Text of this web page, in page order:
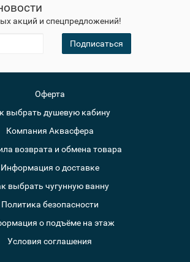
акций и спецпредложений!
Подписаться
Оферта
выбрать душевую кабину
Компания Аквасфера
возврата и обмена товара
Информация о доставке
выбрать чугунную ванну
Политика безопасности
о подъёме на этаж
Условия соглашения